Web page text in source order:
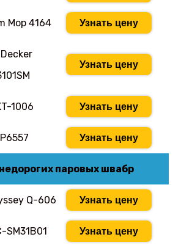
Mop 4164 Узнать цену
Узнать цену
1006 Узнать цену
Узнать цену
паровых швабр
Q-606 Узнать цену
SM31B01 Узнать цену